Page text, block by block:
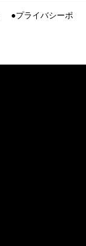
●プライバシーポ